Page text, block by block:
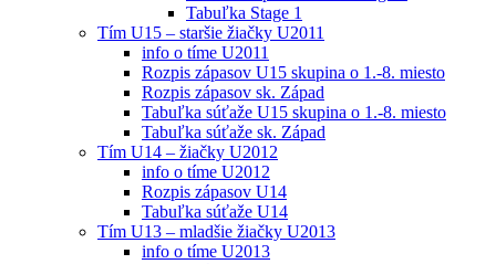
Tabuľka Stage 1
Tím U15 – staršie žiačky U2011
info o tíme U2011
Rozpis zápasov U15 skupina o 1.-8. miesto
Rozpis zápasov sk. Západ
Tabuľka súťaže U15 skupina o 1.-8. miesto
Tabuľka súťaže sk. Západ
Tím U14 – žiačky U2012
info o tíme U2012
Rozpis zápasov U14
Tabuľka súťaže U14
Tím U13 – mladšie žiačky U2013
info o tíme U2013